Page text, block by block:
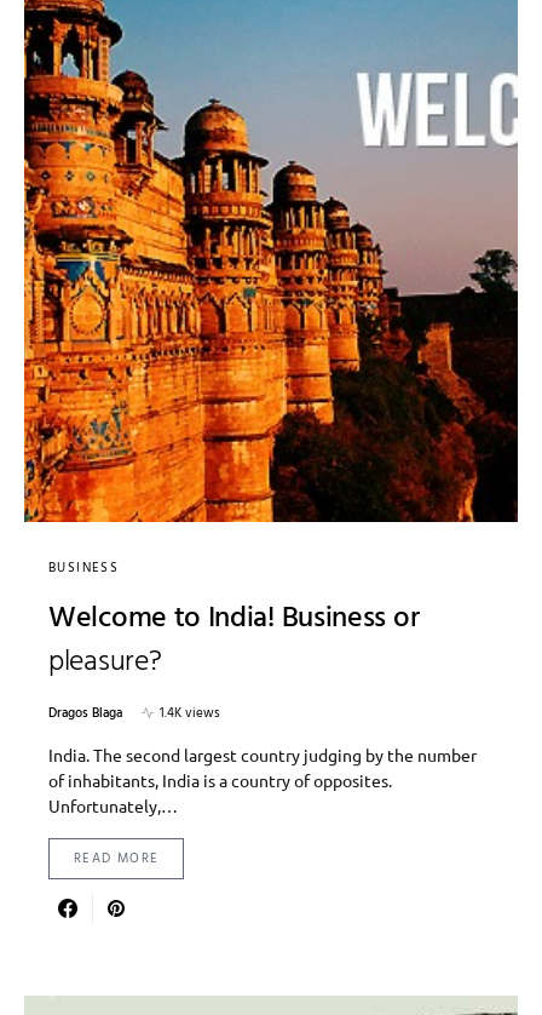
BUSINESS
Welcome to India! Business or
pleasure?
Dragos Blaga
1.4K views
India. The second largest country judging by the number
of inhabitants, India is a country of opposites.
Unfortunately,…
READ MORE